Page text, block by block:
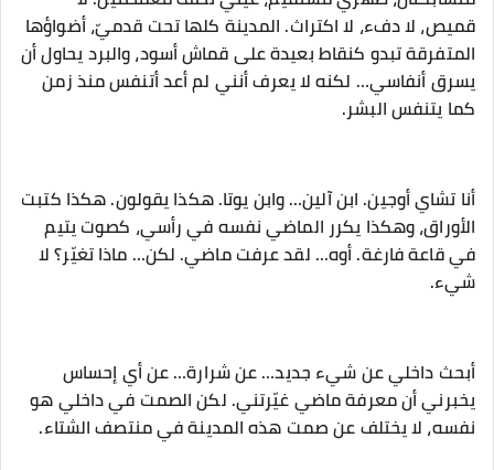
قميص، لا دفء، لا اكتراث. المدينة كلها تحت قدميّ، أضواؤها
المتفرقة تبدو كنقاط بعيدة على قماش أسود، والبرد يحاول أن
يسرق أنفاسي… لكنه لا يعرف أنني لم أعد أتنفس منذ زمن
كما يتنفس البشر.
‎أنا تشاي أوجين. ابن آلين… وابن يوتا. هكذا يقولون. هكذا كتبت
الأوراق، وهكذا يكرر الماضي نفسه في رأسي، كصوت يتيم
في قاعة فارغة. أوه… لقد عرفت ماضي. لكن… ماذا تغيّر؟ لا
شيء.
‎أبحث داخلي عن شيء جديد… عن شرارة… عن أي إحساس
يخبرني أن معرفة ماضي غيّرتني. لكن الصمت في داخلي هو
نفسه، لا يختلف عن صمت هذه المدينة في منتصف الشتاء.